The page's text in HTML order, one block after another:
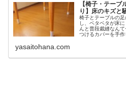
【椅子・テー
り】床のキズと
椅子とテーブルの
し、ベタベタが床
んと普段裁縫なん
つけるカバーを手作
yasaitohana.com